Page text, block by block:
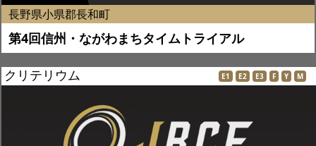
長野県小県郡長和町
第4回信州・ながわまちタイムトライアル
クリテリウム E1 E2 E3 F Y M